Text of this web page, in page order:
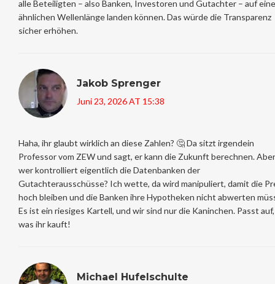
alle Beteiligten – also Banken, Investoren und Gutachter – auf
ähnlichen Wellenlänge landen können. Das würde die Transparenz
sicher erhöhen.
Jakob Sprenger
Juni 23, 2026 AT 15:38
Haha, ihr glaubt wirklich an diese Zahlen? 🤔 Da sitzt irgendein
Professor vom ZEW und sagt, er kann die Zukunft berechnen. Aber
wer kontrolliert eigentlich die Datenbanken der
Gutachterausschüsse? Ich wette, da wird manipuliert, damit die
hoch bleiben und die Banken ihre Hypotheken nicht abwerten
Es ist ein riesiges Kartell, und wir sind nur die Kaninchen. Passt auf,
was ihr kauft!
Michael Hufelschulte